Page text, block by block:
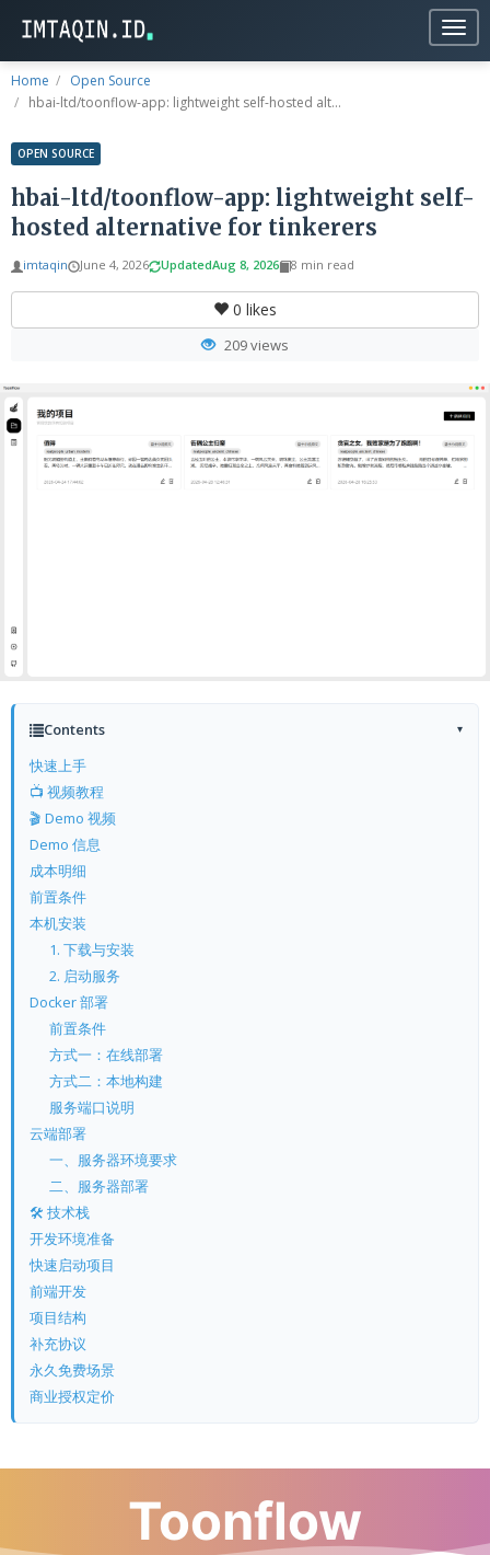
Home
Open Source
hbai-ltd/toonflow-app: lightweight self-hosted alt...
OPEN SOURCE
hbai-ltd/toonflow-app: lightweight self-
hosted alternative for tinkerers
imtaqin June 4, 2026 UpdatedAug 8, 2026 8 min read
0 likes
209 views
Contents ▾
快速上手
📺 视频教程
🎬 Demo 视频
Demo 信息
成本明细
前置条件
本机安装
1. 下载与安装
2. 启动服务
Docker 部署
前置条件
方式一：在线部署
方式二：本地构建
服务端口说明
云端部署
一、服务器环境要求
二、服务器部署
🛠️ 技术栈
开发环境准备
快速启动项目
前端开发
项目结构
补充协议
永久免费场景
商业授权定价